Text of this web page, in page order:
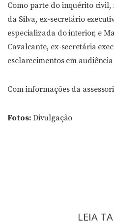
Como parte do inquérito
da Silva, ex-secretário
especializada do interior, e
Cavalcante, ex-secretária
esclarecimentos em
Com informações da
Fotos: Divulgação
LEIA